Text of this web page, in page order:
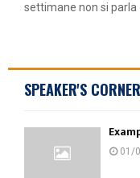
settimane non si parla
SPEAKER'S CORNER
01/